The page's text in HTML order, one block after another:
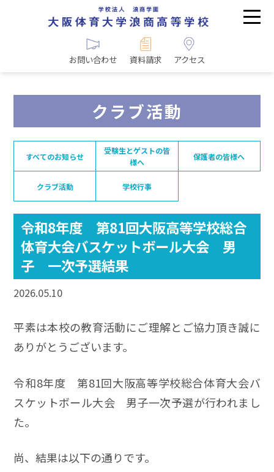
お問い合わせ 資料請求 アクセス
クラブ活動
すべてのお知らせ
受験生とゲストの皆
様へ
保護者の皆様へ
クラブ活動 学校行事
令和8年度 第81回大阪高等学校総合
体育大会バスケットボール大会 男
子 一次予選結果
2026.05.10
平素は本校の教育活動にご理解とご協力頂き誠に
ありがとうございます。
令和8年度 第81回大阪高等学校総合体育大会バ
スケットボール大会 男子一次予選が行われまし
た。
尚、結果は以下の通りです。